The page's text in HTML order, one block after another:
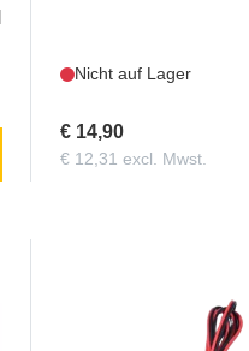
Nicht auf Lager
€ 14,90
€ 12,31 excl. Mwst.